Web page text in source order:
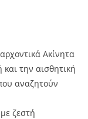
Ακίνητα
την αισθητική
αναζητούν
με ζεστή